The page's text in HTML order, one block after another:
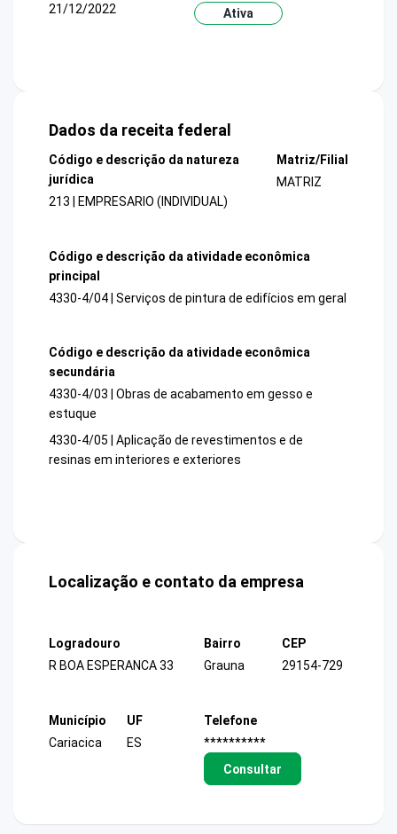
21/12/2022
Ativa
Dados da receita federal
Código e descrição da natureza
jurídica
213 | EMPRESARIO (INDIVIDUAL)
Matriz/Filial
MATRIZ
Código e descrição da atividade econômica
principal
4330-4/04 | Serviços de pintura de edifícios em geral
Código e descrição da atividade econômica
secundária
4330-4/03 | Obras de acabamento em gesso e
estuque
4330-4/05 | Aplicação de revestimentos e de
resinas em interiores e exteriores
Localização e contato da empresa
Logradouro
R BOA ESPERANCA 33
Bairro
Grauna
CEP
29154-729
Município
Cariacica
UF
ES
Telefone
**********
Consultar